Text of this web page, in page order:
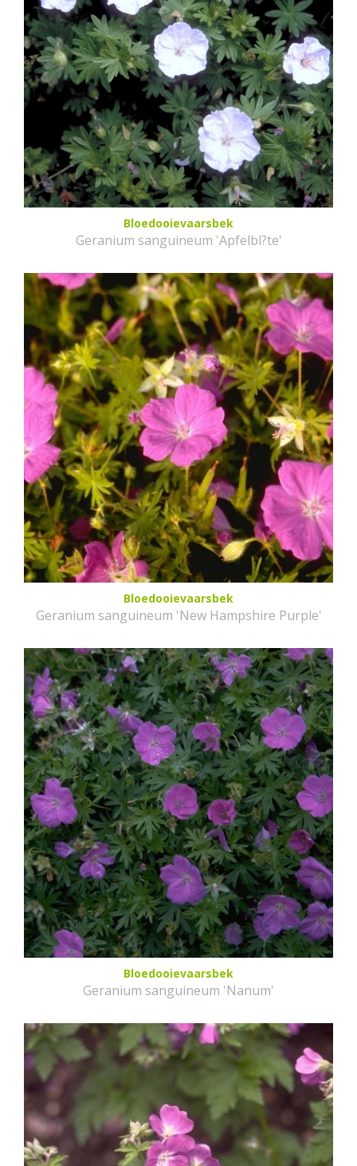
Bloedooievaarsbek
Geranium sanguineum 'Apfelbl?te'
Bloedooievaarsbek
Geranium sanguineum 'New Hampshire Purple'
Bloedooievaarsbek
Geranium sanguineum 'Nanum'